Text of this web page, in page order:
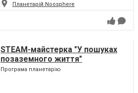
Планетарій Noosphere
STEAM-майстерка "У пошуках
позаземного життя"
Програма планетарію